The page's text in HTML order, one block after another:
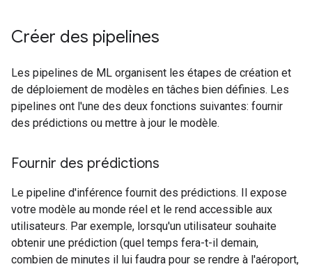
Créer des pipelines
Les pipelines de ML organisent les étapes de création et
de déploiement de modèles en tâches bien définies. Les
pipelines ont l'une des deux fonctions suivantes: fournir
des prédictions ou mettre à jour le modèle.
Fournir des prédictions
Le pipeline d'inférence fournit des prédictions. Il expose
votre modèle au monde réel et le rend accessible aux
utilisateurs. Par exemple, lorsqu'un utilisateur souhaite
obtenir une prédiction (quel temps fera-t-il demain,
combien de minutes il lui faudra pour se rendre à l'aéroport,